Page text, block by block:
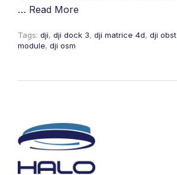
… Read More
Tags: dji, dji dock 3, dji matrice 4d, dji
module, dji osm